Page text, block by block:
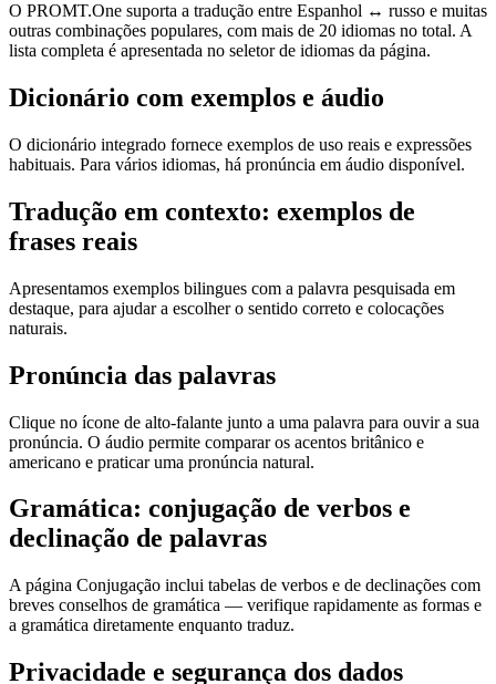
O PROMT.One suporta a tradução entre Espanhol ↔ russo e muitas
outras combinações populares, com mais de 20 idiomas no total. A
lista completa é apresentada no seletor de idiomas da página.
Dicionário com exemplos e áudio
O dicionário integrado fornece exemplos de uso reais e expressões
habituais. Para vários idiomas, há pronúncia em áudio disponível.
Tradução em contexto: exemplos de
frases reais
Apresentamos exemplos bilingues com a palavra pesquisada em
destaque, para ajudar a escolher o sentido correto e colocações
naturais.
Pronúncia das palavras
Clique no ícone de alto-falante junto a uma palavra para ouvir a sua
pronúncia. O áudio permite comparar os acentos britânico e
americano e praticar uma pronúncia natural.
Gramática: conjugação de verbos e
declinação de palavras
A página Conjugação inclui tabelas de verbos e de declinações com
breves conselhos de gramática — verifique rapidamente as formas e
a gramática diretamente enquanto traduz.
Privacidade e segurança dos dados